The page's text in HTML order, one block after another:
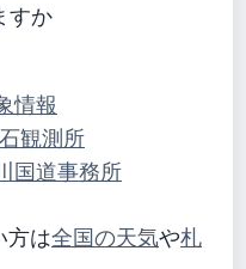
すか
情報
観測所
国道事務所
方は全国の天気や札